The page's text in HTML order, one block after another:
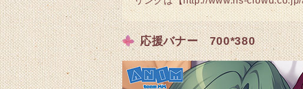
応援バナー 700*380